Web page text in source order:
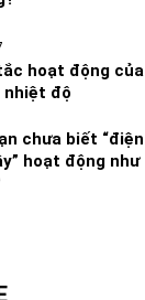
hoạt động của
nhiệt độ
chưa biết “điện
hoạt động như